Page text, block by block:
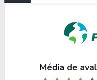
Média de